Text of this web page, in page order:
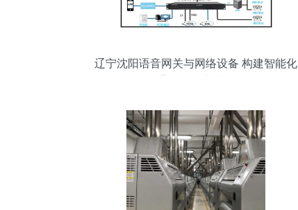
辽宁沈阳语音网关与网络设备 构建智能化